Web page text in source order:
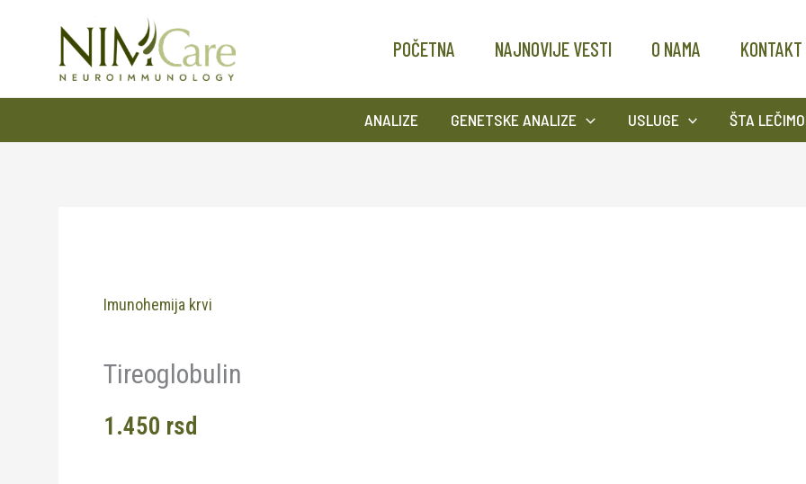
POČETNA NAJNOVIJE VESTI O NAMA KONTAKT
ANALIZE GENETSKE ANALIZE USLUGE ŠTA
Imunohemija krvi
Tireoglobulin
1.450 rsd